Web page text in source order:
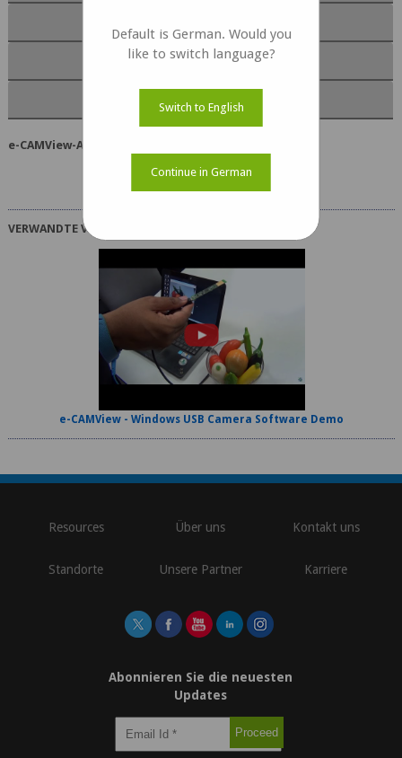
Screenshots
e-CAMView-App erhalten
VERWANDTE VIDEOS
e-CAMView - Windows USB Camera Software Demo
Resources Über uns Kontakt uns
Standorte Unsere Partner Karriere
Abonnieren Sie die neuesten
Updates
Default is German. Would you
like to switch language?
Switch to English
Continue in German
\